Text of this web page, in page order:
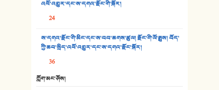
36. ཟླ་གཞོན་སྙན་དབྱངས། - ཟླ་སྒྲོན།
38. ཡབ་ཡུམ། - ཟླ་སྒྲོན།
འཕོ་འགྱུར་དང་ས་དགའ་རྫོང་གི་སྐོར།
24
ས་དགའ་རྫོང་གི་མིང་དང་ས་བབ་ཆགས་ཚུལ། རྫོང་གི་ལོ་རྒྱུས། བོད་
ཀྱི་ཆབ་སྲིད་འཕོ་འགྱུར་དང་ས་དགའ་རྫོང་སྐོར།
36
ཀློག་མང་ཤོས།